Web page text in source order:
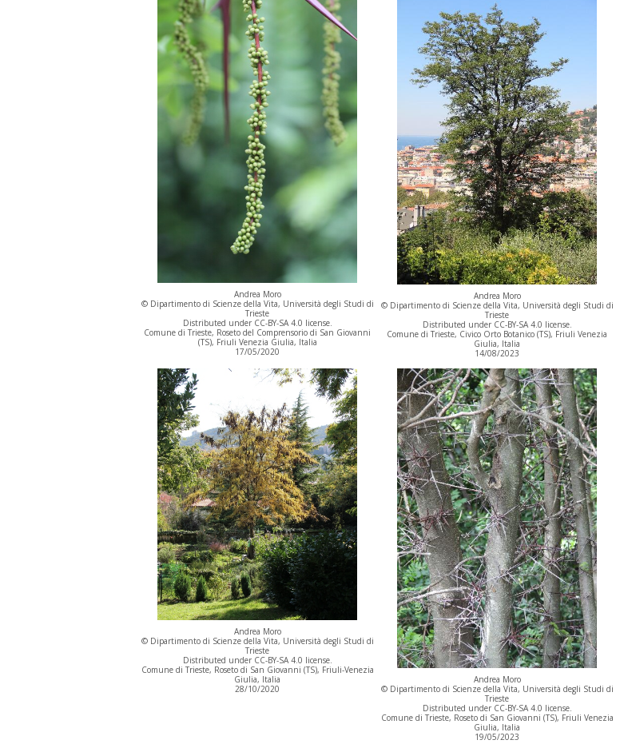
Andrea Moro
© Dipartimento di Scienze della Vita, Università degli Studi di
Trieste
Distributed under CC-BY-SA 4.0 license.
Comune di Trieste, Roseto del Comprensorio di San Giovanni
(TS), Friuli Venezia Giulia, Italia
17/05/2020
Andrea Moro
© Dipartimento di Scienze della Vita, Università degli Studi di
Trieste
Distributed under CC-BY-SA 4.0 license.
Comune di Trieste, Civico Orto Botanico (TS), Friuli Venezia
Giulia, Italia
14/08/2023
Andrea Moro
© Dipartimento di Scienze della Vita, Università degli Studi di
Trieste
Distributed under CC-BY-SA 4.0 license.
Comune di Trieste, Roseto di San Giovanni (TS), Friuli-Venezia
Giulia, Italia
28/10/2020
Andrea Moro
© Dipartimento di Scienze della Vita, Università degli Studi di
Trieste
Distributed under CC-BY-SA 4.0 license.
Comune di Trieste, Roseto di San Giovanni (TS), Friuli Venezia
Giulia, Italia
19/05/2023